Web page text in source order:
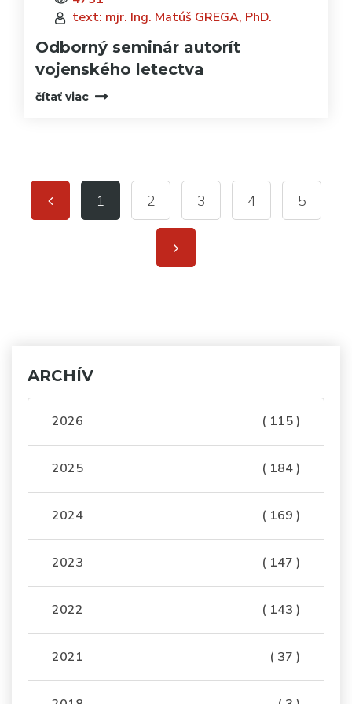
text: mjr. Ing. Matúš GREGA, PhD.
Odborný seminár autorít
vojenského letectva
čítať viac
1 2 3 4 5
ARCHÍV
2026 ( 115 )
2025 ( 184 )
2024 ( 169 )
2023 ( 147 )
2022 ( 143 )
2021 ( 37 )